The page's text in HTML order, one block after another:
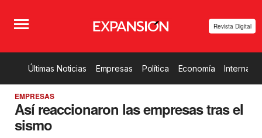
Revista Digital
Últimas Noticias Empresas Política Economía
EMPRESAS
Así reaccionaron las empresas tras el
sismo